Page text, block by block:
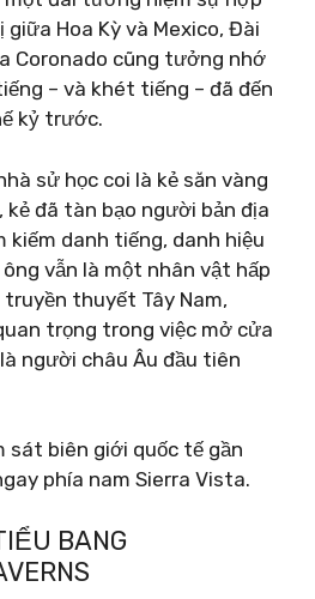
Hoa Kỳ và Mexico, Đài
Coronado cũng tưởng nhớ
– và khét tiếng – đã đến
kỷ trước.
sử học coi là kẻ săn vàng
kẻ đã tàn bạo người bản địa
danh tiếng, danh hiệu
vẫn là một nhân vật hấp
thuyết Tây Nam,
trọng trong việc mở cửa
người châu Âu đầu tiên
sát biên giới quốc tế gần
phía nam Sierra Vista.
BANG